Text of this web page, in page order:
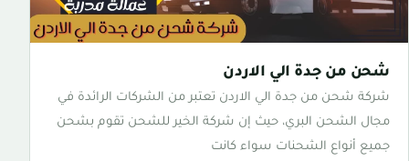
شحن من جدة الي الاردن
شركة شحن من جدة الي الاردن تعتبر من الشركات الرائدة في
مجال الشحن البري، حيث إن شركة الخير للشحن تقوم بشحن
جميع أنواع الشحنات سواء كانت